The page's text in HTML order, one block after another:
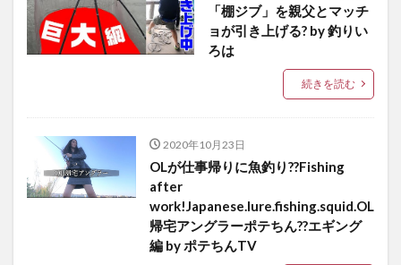
「棚ジブ」を親父とマッチ
ョが引き上げる? by 釣りい
ろは
続きを読む
2020年10月23日
OLが仕事帰りに魚釣り??Fishing
after
work!Japanese.lure.fishing.squid.OL
帰宅アングラーポテちん??エギング
編 by ポテちんTV